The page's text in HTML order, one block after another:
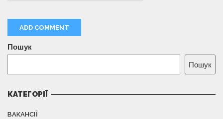
Пошук
Пошук
КАТЕГОРІЇ
ВАКАНСІЇ